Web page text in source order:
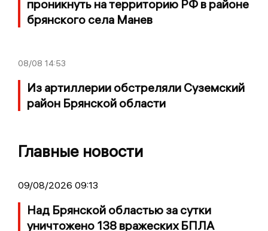
проникнуть на территорию РФ в районе
брянского села Манев
08/08 14:53
Из артиллерии обстреляли Суземский
район Брянской области
Главные новости
09/08/2026 09:13
Над Брянской областью за сутки
уничтожено 138 вражеских БПЛА